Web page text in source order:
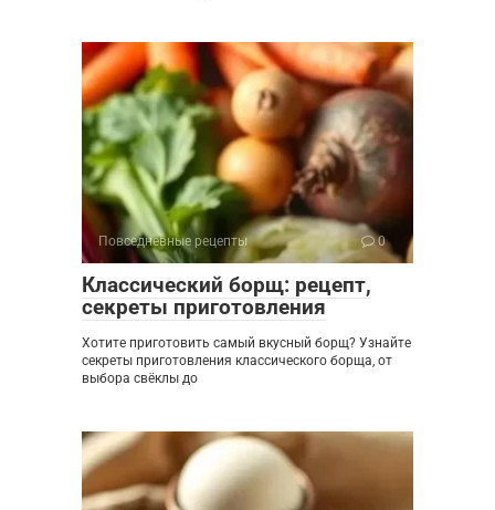
Повседневные рецепты 0
Классический борщ: рецепт,
секреты приготовления
Хотите приготовить самый вкусный борщ? Узнайте
секреты приготовления классического борща, от
выбора свёклы до